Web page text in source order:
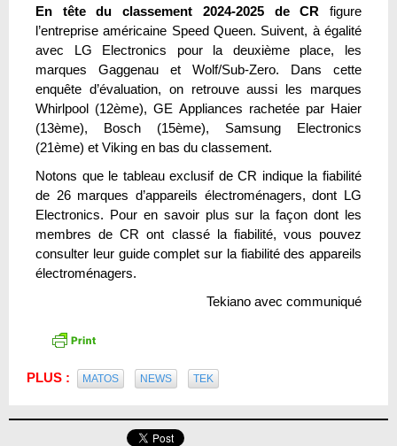
En tête du classement 2024-2025 de CR figure
l’entreprise américaine Speed Queen. Suivent, à égalité
avec LG Electronics pour la deuxième place, les
marques Gaggenau et Wolf/Sub-Zero. Dans cette
enquête d’évaluation, on retrouve aussi les marques
Whirlpool (12ème), GE Appliances rachetée par Haier
(13ème), Bosch (15ème), Samsung Electronics
(21ème) et Viking en bas du classement.
Notons que le tableau exclusif de CR indique la fiabilité
de 26 marques d’appareils électroménagers, dont LG
Electronics. Pour en savoir plus sur la façon dont les
membres de CR ont classé la fiabilité, vous pouvez
consulter leur guide complet sur la fiabilité des appareils
électroménagers.
Tekiano avec communiqué
PLUS : MATOS NEWS TEK